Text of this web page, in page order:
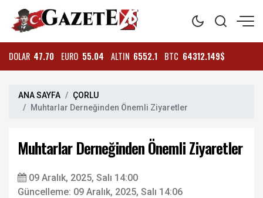
DOLAR 47.70 EURO 55.04 ALTIN 6552.1 BTC 64312.149$
ANA SAYFA
ÇORLU
Muhtarlar Derneğinden Önemli Ziyaretler
Muhtarlar Derneğinden Önemli Ziyaretler
09 Aralık, 2025, Salı 14:00
Güncelleme: 09 Aralık, 2025, Salı 14:06